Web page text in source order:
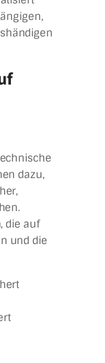
dazu,
die auf
und die